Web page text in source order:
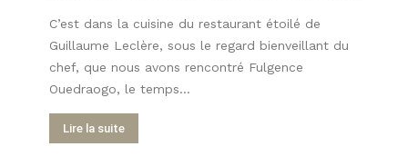
C’est dans la cuisine du restaurant étoilé de
Guillaume Leclère, sous le regard bienveillant du
chef, que nous avons rencontré Fulgence
Ouedraogo, le temps...
Lire la suite